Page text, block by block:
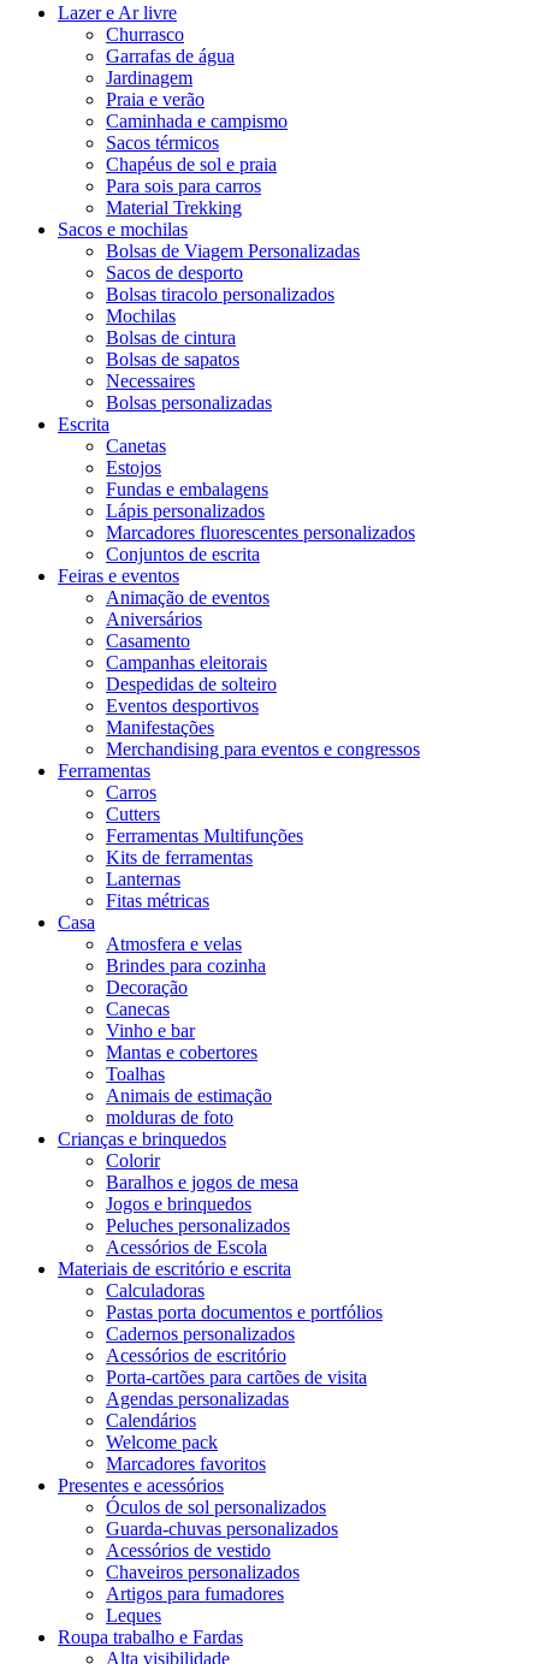
Lazer e Ar livre
Churrasco
Garrafas de água
Jardinagem
Praia e verão
Caminhada e campismo
Sacos térmicos
Chapéus de sol e praia
Para sois para carros
Material Trekking
Sacos e mochilas
Bolsas de Viagem Personalizadas
Sacos de desporto
Bolsas tiracolo personalizados
Mochilas
Bolsas de cintura
Bolsas de sapatos
Necessaires
Bolsas personalizadas
Escrita
Canetas
Estojos
Fundas e embalagens
Lápis personalizados
Marcadores fluorescentes personalizados
Conjuntos de escrita
Feiras e eventos
Animação de eventos
Aniversários
Casamento
Campanhas eleitorais
Despedidas de solteiro
Eventos desportivos
Manifestações
Merchandising para eventos e congressos
Ferramentas
Carros
Cutters
Ferramentas Multifunções
Kits de ferramentas
Lanternas
Fitas métricas
Casa
Atmosfera e velas
Brindes para cozinha
Decoração
Canecas
Vinho e bar
Mantas e cobertores
Toalhas
Animais de estimação
molduras de foto
Crianças e brinquedos
Colorir
Baralhos e jogos de mesa
Jogos e brinquedos
Peluches personalizados
Acessórios de Escola
Materiais de escritório e escrita
Calculadoras
Pastas porta documentos e portfólios
Cadernos personalizados
Acessórios de escritório
Porta-cartões para cartões de visita
Agendas personalizadas
Calendários
Welcome pack
Marcadores favoritos
Presentes e acessórios
Óculos de sol personalizados
Guarda-chuvas personalizados
Acessórios de vestido
Chaveiros personalizados
Artigos para fumadores
Leques
Roupa trabalho e Fardas
Alta visibilidade